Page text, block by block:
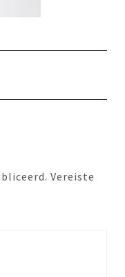
Vereiste